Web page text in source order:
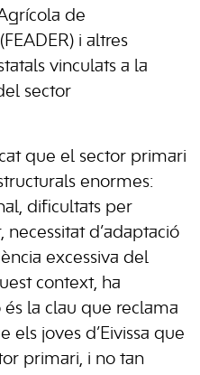
de
i altres
vinculats a la
sector
que el sector primari
enormes:
dificultats per
necessitat d’adaptació
excessiva del
context, ha
la clau que reclama
els joves d’Eivissa que
primari, i no tan